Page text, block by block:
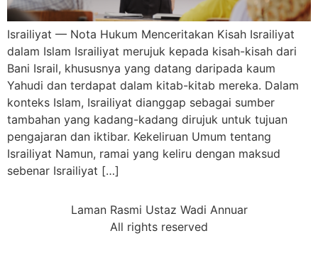
Israiliyat — Nota Hukum Menceritakan Kisah Israiliyat
dalam Islam Israiliyat merujuk kepada kisah-kisah dari
Bani Israil, khususnya yang datang daripada kaum
Yahudi dan terdapat dalam kitab-kitab mereka. Dalam
konteks Islam, Israiliyat dianggap sebagai sumber
tambahan yang kadang-kadang dirujuk untuk tujuan
pengajaran dan iktibar. Kekeliruan Umum tentang
Israiliyat Namun, ramai yang keliru dengan maksud
sebenar Israiliyat […]
Laman Rasmi Ustaz Wadi Annuar
All rights reserved